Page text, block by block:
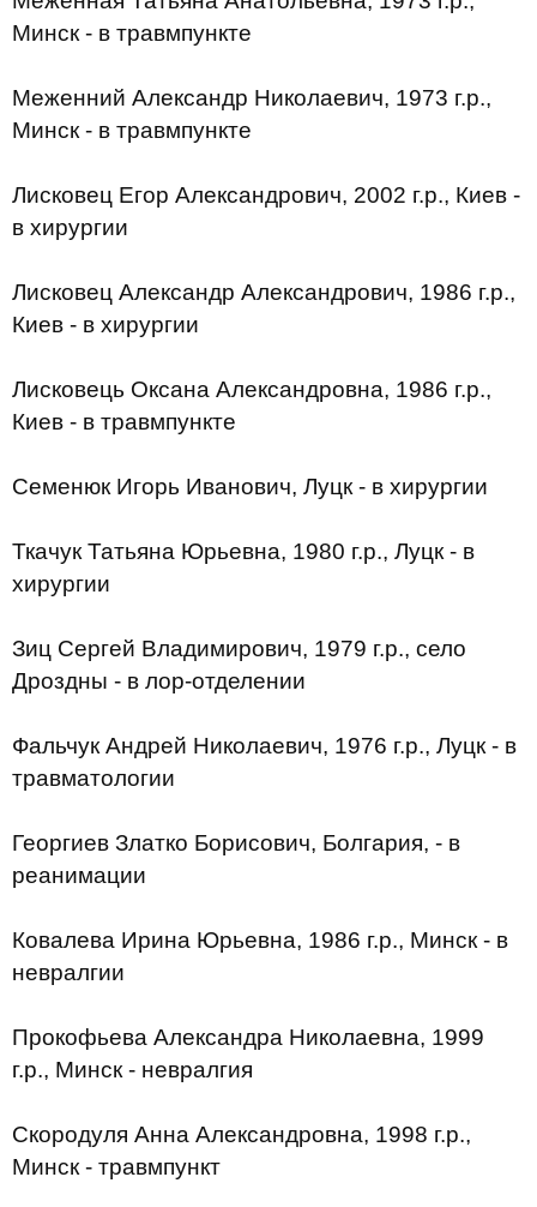
Минск - в травмпункте
Меженний Александр Николаевич, 1973 г.р.,
Минск - в травмпункте
Лисковец Егор Александрович, 2002 г.р., Киев -
в хирургии
Лисковец Александр Александрович, 1986 г.р.,
Киев - в хирургии
Лисковець Оксана Александровна, 1986 г.р.,
Киев - в травмпункте
Семенюк Игорь Иванович, Луцк - в хирургии
Ткачук Татьяна Юрьевна, 1980 г.р., Луцк - в
хирургии
Зиц Сергей Владимирович, 1979 г.р., село
Дроздны - в лор-отделении
Фальчук Андрей Николаевич, 1976 г.р., Луцк - в
травматологии
Георгиев Златко Борисович, Болгария, - в
реанимации
Ковалева Ирина Юрьевна, 1986 г.р., Минск - в
невралгии
Прокофьева Александра Николаевна, 1999
г.р., Минск - невралгия
Скородуля Анна Александровна, 1998 г.р.,
Минск - травмпункт